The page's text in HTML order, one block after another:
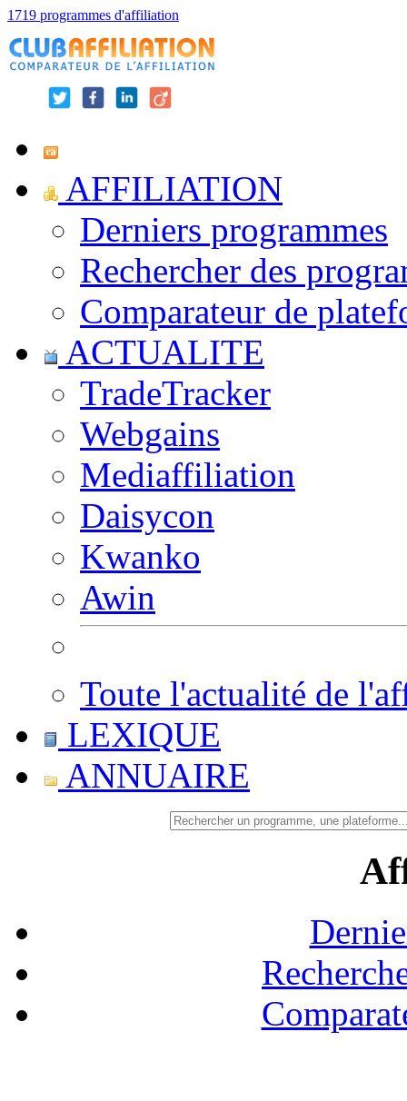
1719 programmes d'affiliation
AFFILIATION
Derniers programmes
Rechercher des
Comparateur de
ACTUALITE
TradeTracker
Webgains
Mediaffiliation
Daisycon
Kwanko
Awin
Toute l'actualité de
LEXIQUE
ANNUAIRE